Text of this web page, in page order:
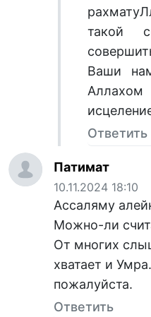
такой
Ваши
Ответить
Патимат
10.11.2024 18:10
Ассаляму
Можно-ли
От многих
хватает и
пожалуйста.
Ответить